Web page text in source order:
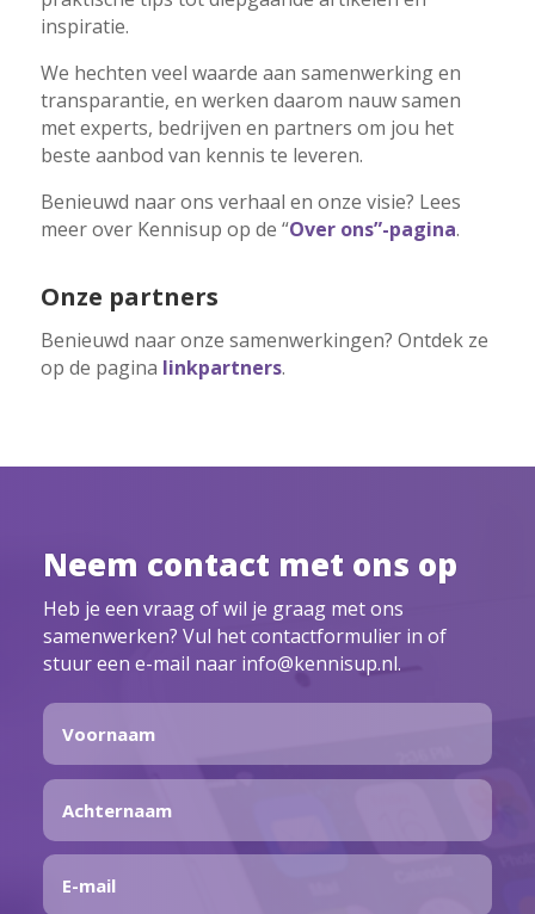
inspiratie.
We hechten veel waarde aan samenwerking en
transparantie, en werken daarom nauw samen
met experts, bedrijven en partners om jou het
beste aanbod van kennis te leveren.
Benieuwd naar ons verhaal en onze visie? Lees
meer over Kennisup op de “Over ons”-pagina.
Onze partners
Benieuwd naar onze samenwerkingen? Ontdek ze
op de pagina linkpartners.
Neem contact met ons op
Heb je een vraag of wil je graag met ons
samenwerken? Vul het contactformulier in of
stuur een e-mail naar info@kennisup.nl.